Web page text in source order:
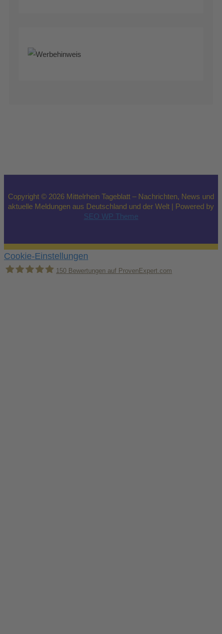
Copyright © 2026 Mittelrhein Tageblatt – Nachrichten, News und
aktuelle Meldungen aus Deutschland und der Welt | Powered by
SEO WP Theme
Cookie-Einstellungen
150 Bewertungen auf ProvenExpert.com